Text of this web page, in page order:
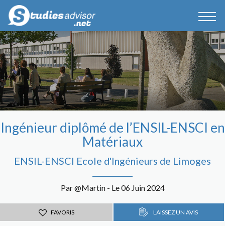
Ingénieur diplômé de l’ENSIL-ENSCI en
Matériaux
ENSIL-ENSCI Ecole d'Ingénieurs de Limoges
Par @Martin - Le 06 Juin 2024
FAVORIS LAISSEZ UN AVIS